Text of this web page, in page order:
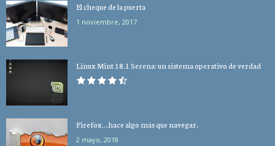
El cheque de la puerta
1 noviembre, 2017
Linux Mint 18.1 Serena: un sistema operativo de verdad
Firefox… hace algo más que navegar.
2 mayo, 2018